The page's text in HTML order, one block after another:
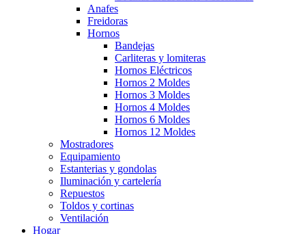
Anafes
Freidoras
Hornos
Bandejas
Carliteras y lomiteras
Hornos Eléctricos
Hornos 2 Moldes
Hornos 3 Moldes
Hornos 4 Moldes
Hornos 6 Moldes
Hornos 12 Moldes
Mostradores
Equipamiento
Estanterias y gondolas
Iluminación y cartelería
Repuestos
Toldos y cortinas
Ventilación
Hogar